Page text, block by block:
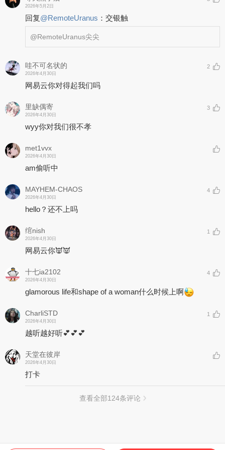
2026年5月2日
回复@RemoteUranus ： 交银触
@RemoteUranus尖尖
哇不可名状的
2026年4月30日
2
网易云你对得起我们吗
里缺偶寄
2026年4月30日
3
wyy你对我们很不孝
met1vvx
2026年4月30日
am偷听中
MAYHEM-CHAOS
2026年4月30日
4
hello？还不上吗
绾nish
2026年4月30日
1
网易云你👿👿
十七ia2102
2026年4月30日
4
glamorous life和shape of a woman什么时候上啊
CharliSTD
2026年4月30日
1
越听越好听💕💕💕
天堂在彼岸
2026年4月30日
打卡
查看全部124条评论